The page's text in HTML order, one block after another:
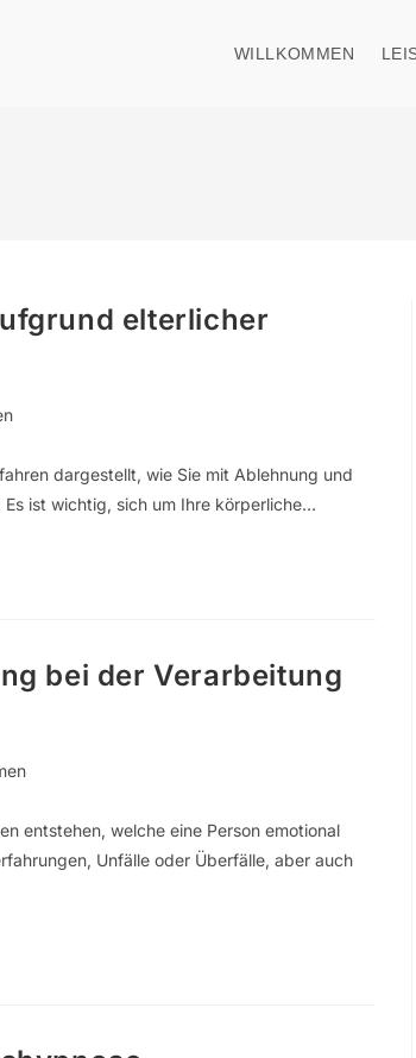
WILLKOMMEN
elterlicher
dargestellt, wie Sie mit Ablehnung und
ist wichtig, sich um Ihre körperliche…
bei der Verarbeitung
entstehen, welche eine Person emotional
Unfälle oder Überfälle, aber auch